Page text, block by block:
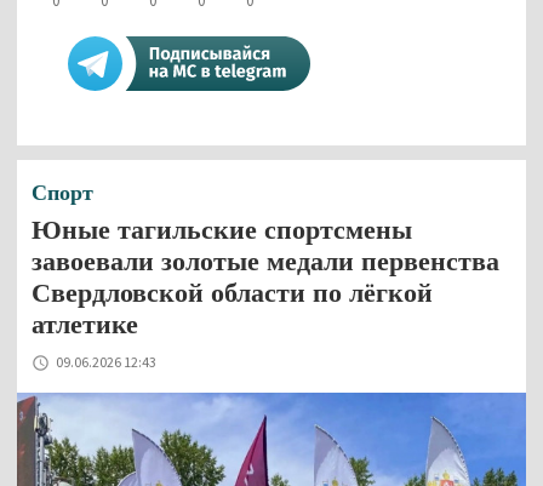
Спорт
Юные тагильские спортсмены
завоевали золотые медали первенства
Свердловской области по лёгкой
атлетике
09.06.2026 12:43